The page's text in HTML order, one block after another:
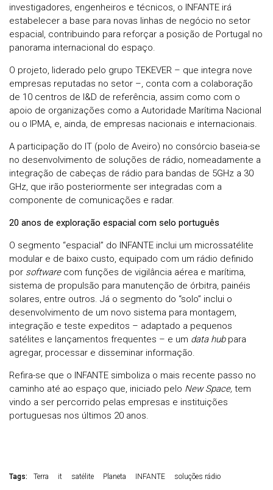
investigadores, engenheiros e técnicos, o INFANTE irá
estabelecer a base para novas linhas de negócio no setor
espacial, contribuindo para reforçar a posição de Portugal no
panorama internacional do espaço.
O projeto, liderado pelo grupo TEKEVER – que integra nove
empresas reputadas no setor –, conta com a colaboração
de 10 centros de I&D de referência, assim como com o
apoio de organizações como a Autoridade Marítima Nacional
ou o IPMA, e, ainda, de empresas nacionais e internacionais.
A participação do IT (polo de Aveiro) no consórcio baseia-se
no desenvolvimento de soluções de rádio, nomeadamente a
integração de cabeças de rádio para bandas de 5GHz a 30
GHz, que irão posteriormente ser integradas com a
componente de comunicações e radar.
20 anos de exploração espacial com selo português
O segmento “espacial” do INFANTE inclui um microssatélite
modular e de baixo custo, equipado com um rádio definido
por softwarecom funções de vigilância aérea e marítima,
sistema de propulsão para manutenção de órbitra, painéis
solares, entre outros. Já o segmento do “solo” inclui o
desenvolvimento de um novo sistema para montagem,
integração e teste expeditos – adaptado a pequenos
satélites e lançamentos frequentes – e um data hubpara
agregar, processar e disseminar informação.
Refira-se que o INFANTE simboliza o mais recente passo no
caminho até ao espaço que, iniciado pelo New Space, tem
vindo a ser percorrido pelas empresas e instituições
portuguesas nos últimos 20 anos.
Tags: Terra it satélite Planeta INFANTE soluções rádio